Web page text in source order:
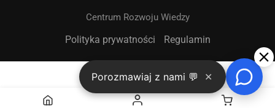
Centrum Rozwoju Wiedzy
Polityka prywatności Regulamin
Porozmawiaj z nami 💬 ✕